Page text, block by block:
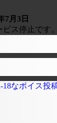
7月3日
ス停止です。